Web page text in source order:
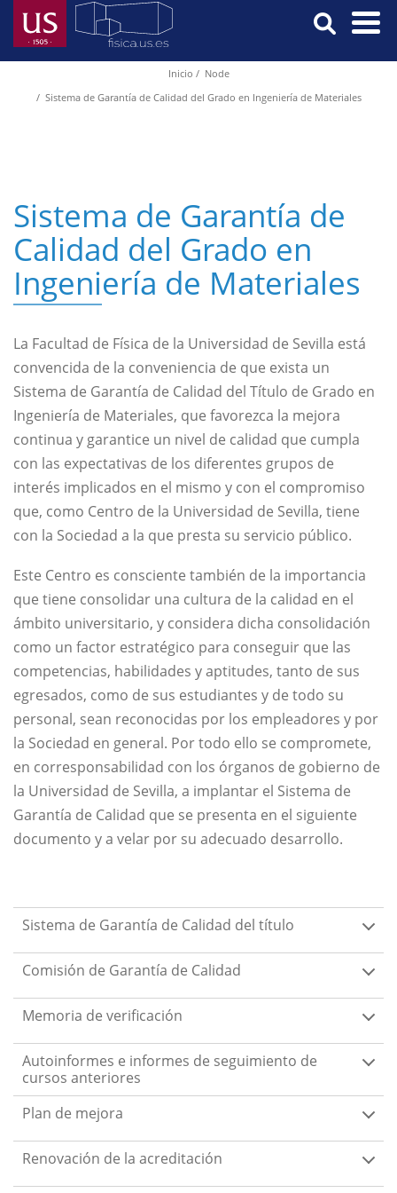
Skip
main
Principal
Inicio
Node
Sistema de Garantía de Calidad del Grado en Ingeniería de Materiales
Sistema de Garantía de
Calidad del Grado en
Ingeniería de Materiales
La Facultad de Física de la Universidad de Sevilla está
convencida de la conveniencia de que exista un
Sistema de Garantía de Calidad del Título de Grado en
Ingeniería de Materiales, que favorezca la mejora
continua y garantice un nivel de calidad que cumpla
con las expectativas de los diferentes grupos de
interés implicados en el mismo y con el compromiso
que, como Centro de la Universidad de Sevilla, tiene
con la Sociedad a la que presta su servicio público.
Este Centro es consciente también de la importancia
que tiene consolidar una cultura de la calidad en el
ámbito universitario, y considera dicha consolidación
como un factor estratégico para conseguir que las
competencias, habilidades y aptitudes, tanto de sus
egresados, como de sus estudiantes y de todo su
personal, sean reconocidas por los empleadores y por
la Sociedad en general. Por todo ello se compromete,
en corresponsabilidad con los órganos de gobierno de
la Universidad de Sevilla, a implantar el Sistema de
Garantía de Calidad que se presenta en el siguiente
documento y a velar por su adecuado desarrollo.
Sistema de Garantía de Calidad del título
Comisión de Garantía de Calidad
Memoria de verificación
Autoinformes e informes de seguimiento de
cursos anteriores
Plan de mejora
Renovación de la acreditación